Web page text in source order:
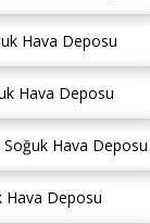
Hava Deposu
Hava Deposu
Hava Deposu
Hava Deposu